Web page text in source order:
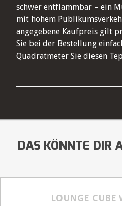
schwer entflammbar – ein
mit hohem
angegebene Kaufpreis gilt
Sie bei der Bestellung
Quadratmeter Sie diesen
DAS KÖNNTE DIR
LOUNGE CUBE